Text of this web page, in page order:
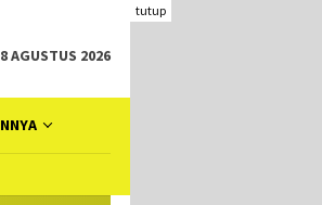
tutup
AGUSTUS 2026